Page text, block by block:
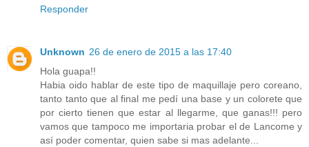
Responder
Unknown 26 de enero de 2015 a las 17:40
Hola guapa!!
Habia oido hablar de este tipo de maquillaje pero coreano,
tanto tanto que al final me pedí una base y un colorete que
por cierto tienen que estar al llegarme, que ganas!!! pero
vamos que tampoco me importaria probar el de Lancome y
así poder comentar, quien sabe si mas adelante...